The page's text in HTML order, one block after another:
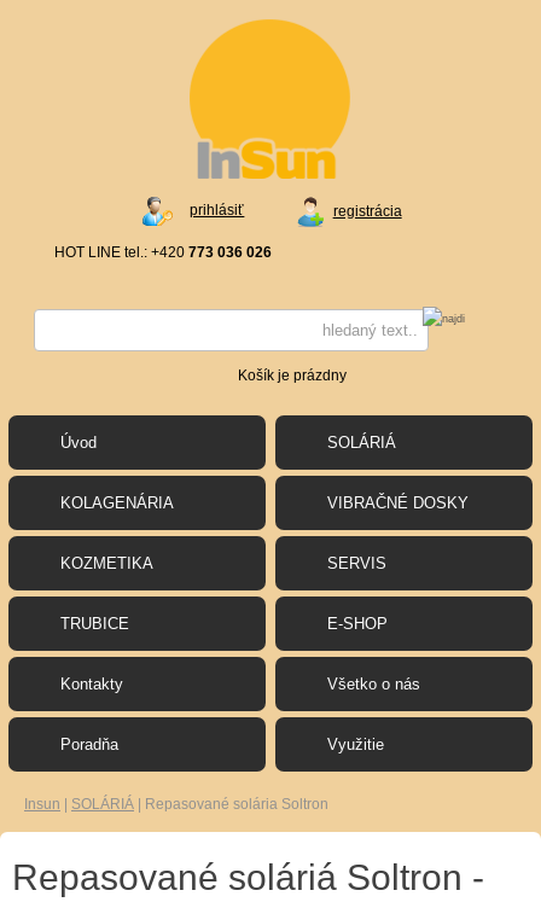
registrácia
prihlásiť
HOT LINE tel.: +420 773 036 026
Košík je prázdny
Úvod SOLÁRIÁ
KOLAGENÁRIA VIBRAČNÉ DOSKY
KOZMETIKA SERVIS
TRUBICE E-SHOP
Kontakty Všetko o nás
Poradňa Využitie
Insun SOLÁRIÁ Repasované solária Soltron
Repasované soláriá Soltron -